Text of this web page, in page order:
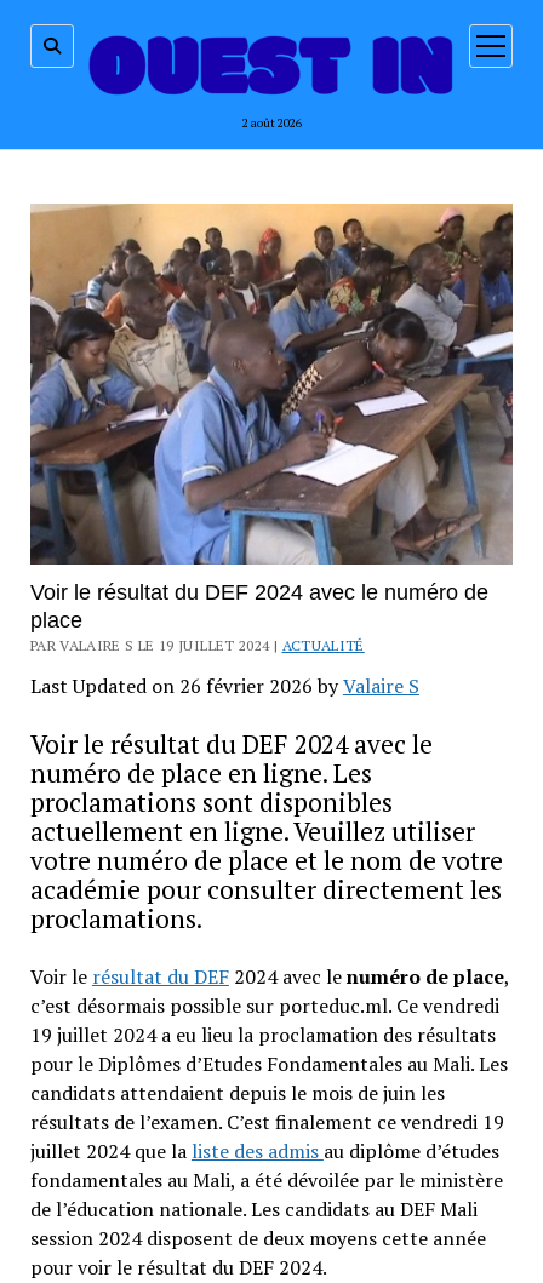
2 août 2026
ouvrir
menu
Voir le résultat du DEF 2024 avec le numéro de
place
PAR VALAIRE S LE 19 JUILLET 2024 | ACTUALITÉ
Last Updated on 26 février 2026 byValaire S
Voir le résultat du DEF 2024 avec le
numéro de place en ligne. Les
proclamations sont disponibles
actuellement en ligne. Veuillez utiliser
votre numéro de place et le nom de votre
académie pour consulter directement les
proclamations.
Voir le résultat du DEF2024 avec lenuméro de place,
c’est désormais possible sur porteduc.ml. Ce vendredi
19 juillet 2024 a eu lieu la proclamation des résultats
pour le Diplômes d’Etudes Fondamentales au Mali. Les
candidats attendaient depuis le mois de juin les
résultats de l’examen. C’est finalement ce vendredi 19
juillet 2024 que la liste des admis au diplôme d’études
fondamentales au Mali, a été dévoilée par le ministère
de l’éducation nationale. Les candidats au DEF Mali
session 2024 disposent de deux moyens cette année
pour voir le résultat du DEF 2024.